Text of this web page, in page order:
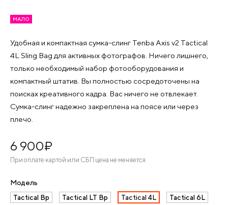
МАЛО
Удобная и компактная сумка-слинг Tenba Axis v2 Tactical
4L Sling Bag для активных фотографов. Ничего лишнего,
только необходимый набор фотооборудования и
компактный штатив. Вы полностью сосредоточены на
поисках креативного кадра. Вас ничего не отвлекает.
Сумка-слинг надежно закреплена на поясе или через
плечо.
6 900¤
При оплате картой или СБП цена не меняется
Модель
Tactical Bp
Tactical LT Bp Tactical 4L Tactical 6L